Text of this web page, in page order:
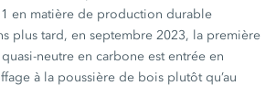
en matière de production durable
plus tard, en septembre 2023, la première
neutre en carbone est entrée en
à la poussière de bois plutôt qu’au